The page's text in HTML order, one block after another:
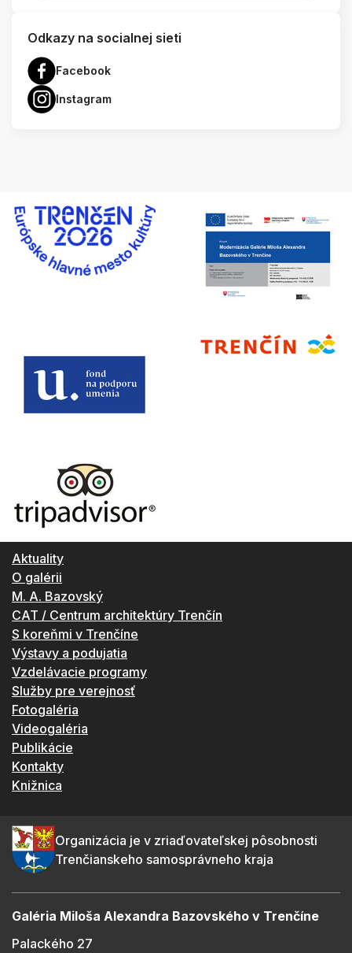
Odkazy na socialnej sieti
Facebook
Instagram
Aktuality
O galérii
M. A. Bazovský
CAT / Centrum architektúry Trenčín
S koreňmi v Trenčíne
Výstavy a podujatia
Vzdelávacie programy
Služby pre verejnosť
Fotogaléria
Videogaléria
Publikácie
Kontakty
Knižnica
Organizácia je v zriaďovateľskej pôsobnosti
Trenčianskeho samosprávneho kraja
Galéria Miloša Alexandra Bazovského v Trenčíne
Palackého 27